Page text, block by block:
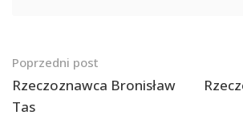
Nawigacja
po
postach
Poprzedni post
Rzeczoznawca Bronisław
Tas